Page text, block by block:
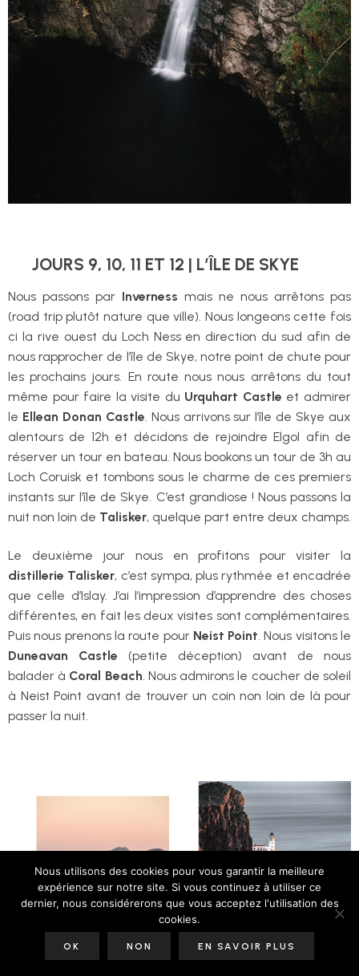
JOURS 9, 10, 11 ET 12 | L’ÎLE DE SKYE
Nous passons par Inverness mais ne nous arrêtons pas
(road trip plutôt nature que ville). Nous longeons cette fois
ci la rive ouest du Loch Ness en direction du sud afin de
nous rapprocher de l’île de Skye, notre point de chute pour
les prochains jours. En route nous nous arrêtons du tout
même pour faire la visite du Urquhart Castle et admirer
le Ellean Donan Castle. Nous arrivons sur l’île de Skye aux
alentours de 12h et décidons de rejoindre Elgol afin de
réserver un tour en bateau. Nous bookons un tour de 3h au
Loch Coruisk et tombons sous le charme de ces premiers
instants sur l’île de Skye. C’est grandiose ! Nous passons la
nuit non loin de Talisker, quelque part entre deux champs.
Le deuxième jour nous en profitons pour visiter la
distillerie Talisker, c’est sympa, plus rythmée et encadrée
que celle d’Islay. J’ai l’impression d’apprendre des choses
différentes, en fait les deux visites sont complémentaires.
Puis nous prenons la route pourNeist Point . Nous visitons le
Duneavan Castle (petite déception) avant de nous
balader à Coral Beach . Nous admirons le coucher de soleil
à Neist Point avant de trouver un coin non loin de là pour
passer la nuit.
Nous utilisons des cookies pour vous garantir la meilleure
expérience sur notre site. Si vous continuez à utiliser ce
dernier, nous considérerons que vous acceptez l'utilisation des
cookies.
OK NON EN SAVOIR PLUS